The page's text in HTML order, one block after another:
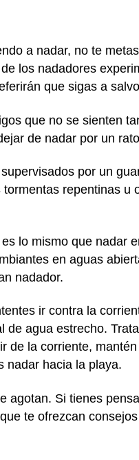
a nadar, no te
los nadadores
que sigas a
que no se sienten
de nadar por un
por un
repentinas u
lo mismo que nadar
en aguas
nadador.
ir contra la
de agua estrecho.
de la corriente,
nadar hacia la playa.
agotan. Si tienes
te ofrezcan